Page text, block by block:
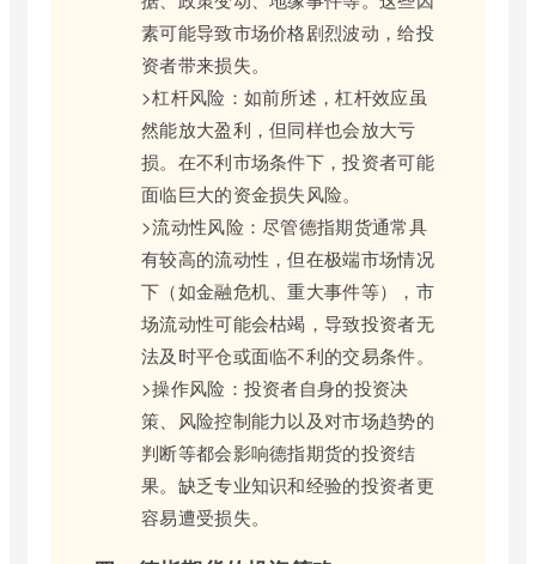
素可能导致市场价格剧烈波动，给投
资者带来损失。
>杠杆风险：如前所述，杠杆效应虽
然能放大盈利，但同样也会放大亏
损。在不利市场条件下，投资者可能
面临巨大的资金损失风险。
>流动性风险：尽管德指期货通常具
有较高的流动性，但在极端市场情况
下（如金融危机、重大事件等），市
场流动性可能会枯竭，导致投资者无
法及时平仓或面临不利的交易条件。
>操作风险：投资者自身的投资决
策、风险控制能力以及对市场趋势的
判断等都会影响德指期货的投资结
果。缺乏专业知识和经验的投资者更
容易遭受损失。